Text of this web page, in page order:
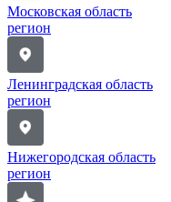
Московская область
регион
Ленинградская область
регион
Нижегородская область
регион